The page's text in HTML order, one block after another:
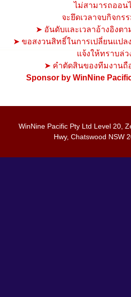
ไม่สามารถออน
จะยึดเวลาจบกิจกร
➤ อันดับและเวลาอ้างอิงตา
➤ ขอสงวนสิทธิ์ในการเปลี่ยนแปล
แจ้งให้ทราบล่ว
➤ คำตัดสินของทีมงานถื
Sponsor by WinNine
WinNine Pacific Pty Ltd Level 20,
Hwy, Chatswood NSW